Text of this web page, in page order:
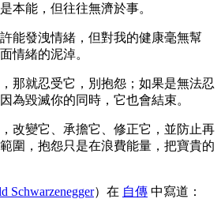
本能，但往往無濟於事。
能發洩情緒，但對我的健康毫無幫
情緒的泥淖。
那就忍受它，別抱怨；如果是無法忍
為毀滅你的同時，它也會結束。
改變它、承擔它、修正它，並防止再
圍，抱怨只是在浪費能量，把寶貴的
Schwarzenegger）在 自傳 中寫道：